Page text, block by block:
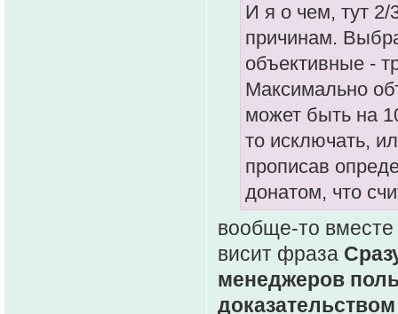
И я о чем, тут
причинам.
объективные -
Максимально
может быть на
то исключать,
прописав
донатом, что
вообще-то
висит фраза
менеджеров